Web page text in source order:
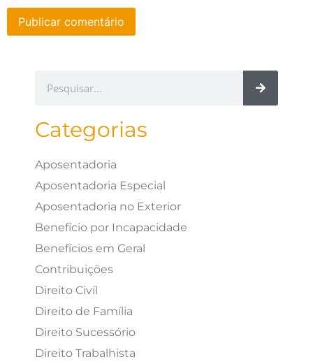
Categorias
Aposentadoria
Aposentadoria Especial
Aposentadoria no Exterior
Benefício por Incapacidade
Benefícios em Geral
Contribuições
Direito Civíl
Direito de Família
Direito Sucessório
Direito Trabalhista